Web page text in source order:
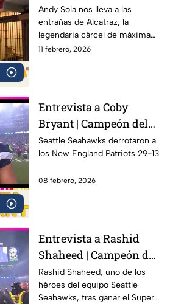
seguridad que encerró
a Al Capone | Sola al
Super Bowl
Andy Sola nos lleva a las
entrañas de Alcatraz, la
legendaria cárcel de máxima
seguridad ubicada en San
11 febrero, 2026
Entrevista a Coby
Bryant | Campeón del
Super Bowl LX con los
Seahawks
Seattle Seahawks derrotaron a
los New England Patriots 29-13
08 febrero, 2026
Entrevista a Rashid
Shaheed | Campeón del
Super Bowl LX con los
Seahawks
Rashid Shaheed, uno de los
héroes del equipo Seattle
Seahawks, tras ganar el Super